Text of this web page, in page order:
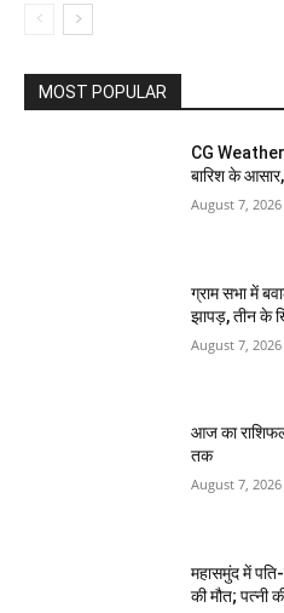
MOST POPULAR
CG
बारिश के आसार,
August 7, 2026
ग्राम सभा में
झापड़, तीन के
August 7, 2026
आज का
तक
August 7, 2026
महासमुंद में
की मौत; पत्नी